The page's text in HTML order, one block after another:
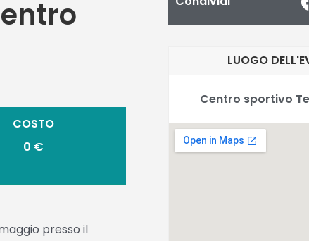
COSTO
0 €
presso il
LUOGO
Centro sportivo